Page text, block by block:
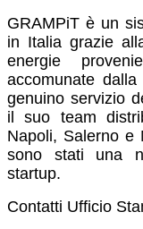
GRAMPiT è un
in Italia grazie
energie
accomunate
genuino servizio
il suo team
Napoli, Salerno e
sono stati una
startup.
Contatti Ufficio